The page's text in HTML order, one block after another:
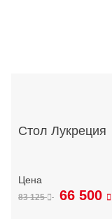
Стол Лукреция
83 125 66 500